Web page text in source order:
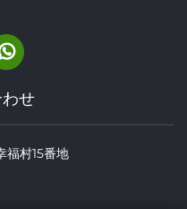
せ
福村15番地